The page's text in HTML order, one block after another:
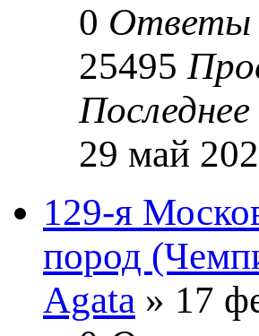
0 Ответы
25495
29 май
129-я
пород
Agata » 17